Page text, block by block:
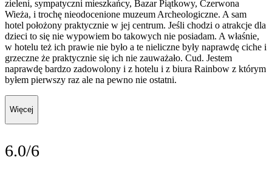
zieleni, sympatyczni mieszkańcy, Bazar Piątkowy, Czerwona
Wieża, i trochę nieodocenione muzeum Archeologiczne. A sam
hotel położony praktycznie w jej centrum. Jeśli chodzi o atrakcje dla
dzieci to się nie wypowiem bo takowych nie posiadam. A właśnie,
w hotelu też ich prawie nie było a te nieliczne były naprawdę ciche i
grzeczne że praktycznie się ich nie zauważało. Cud. Jestem
naprawdę bardzo zadowolony i z hotelu i z biura Rainbow z którym
byłem pierwszy raz ale na pewno nie ostatni.
Więcej
6.0/6